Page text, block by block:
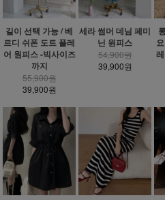
길이 선택 가능 / 베
르디 쉬폰 도트 플레
어 원피스 -빅사이즈
까지
55,900원
39,900원
세라 썸머 데님 페미
닌 원피스
54,900원
39,900원